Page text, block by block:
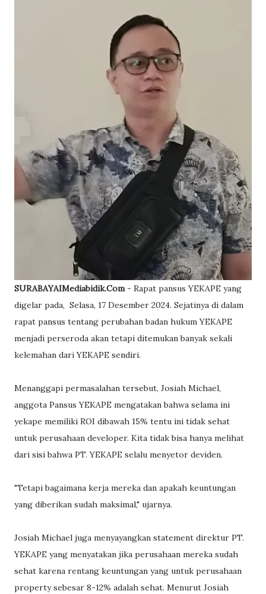
SURABAYAIMediabidik.Com- Rapat pansus YEKAPE yang
digelar pada, Selasa, 17 Desember 2024. Sejatinya di dalam
rapat pansus tentang perubahan badan hukum YEKAPE
menjadi perseroda akan tetapi ditemukan banyak sekali
kelemahan dari YEKAPE sendiri.
Menanggapi permasalahan tersebut, Josiah Michael,
anggota Pansus YEKAPE mengatakan bahwa selama ini
yekape memiliki ROI dibawah 15% tentu ini tidak sehat
untuk perusahaan developer. Kita tidak bisa hanya melihat
dari sisi bahwa PT. YEKAPE selalu menyetor deviden.
"Tetapi bagaimana kerja mereka dan apakah keuntungan
yang diberikan sudah maksimal," ujarnya.
Josiah Michael juga menyayangkan statement direktur PT.
YEKAPE yang menyatakan jika perusahaan mereka sudah
sehat karena rentang keuntungan yang untuk perusahaan
property sebesar 8-12% adalah sehat. Menurut Josiah